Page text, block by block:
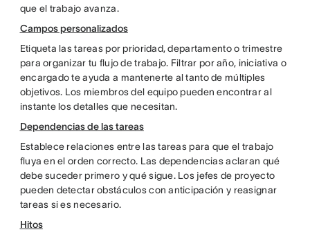
que el trabajo avanza.
Campos personalizados
Etiqueta las tareas por prioridad, departamento o trimestre
para organizar tu flujo de trabajo. Filtrar por año, iniciativa o
encargado te ayuda a mantenerte al tanto de múltiples
objetivos. Los miembros del equipo pueden encontrar al
instante los detalles que necesitan.
Dependencias de las tareas
Establece relaciones entre las tareas para que el trabajo
fluya en el orden correcto. Las dependencias aclaran qué
debe suceder primero y qué sigue. Los jefes de proyecto
pueden detectar obstáculos con anticipación y reasignar
tareas si es necesario.
Hitos